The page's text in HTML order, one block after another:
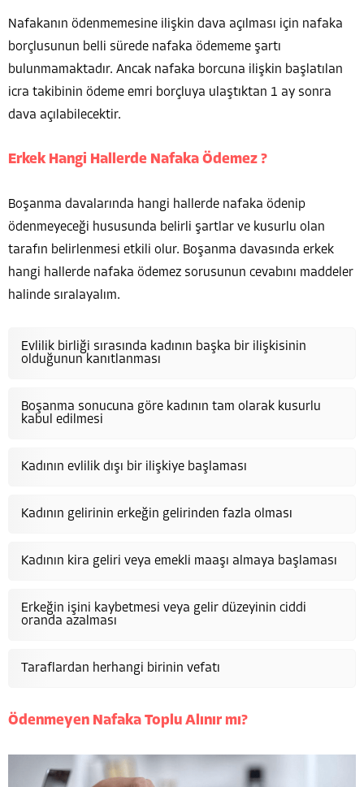
Nafakanın ödenmemesine ilişkin dava açılması için nafaka
borçlusunun belli sürede nafaka ödememe şartı
bulunmamaktadır. Ancak nafaka borcuna ilişkin başlatılan
icra takibinin ödeme emri borçluya ulaştıktan 1 ay sonra
dava açılabilecektir.
Erkek Hangi Hallerde Nafaka Ödemez ?
Boşanma davalarında hangi hallerde nafaka ödenip
ödenmeyeceği hususunda belirli şartlar ve kusurlu olan
tarafın belirlenmesi etkili olur. Boşanma davasında erkek
hangi hallerde nafaka ödemez sorusunun cevabını maddeler
halinde sıralayalım.
Evlilik birliği sırasında kadının başka bir ilişkisinin
olduğunun kanıtlanması
Boşanma sonucuna göre kadının tam olarak kusurlu
kabul edilmesi
Kadının evlilik dışı bir ilişkiye başlaması
Kadının gelirinin erkeğin gelirinden fazla olması
Kadının kira geliri veya emekli maaşı almaya başlaması
Erkeğin işini kaybetmesi veya gelir düzeyinin ciddi
oranda azalması
Taraflardan herhangi birinin vefatı
Ödenmeyen Nafaka Toplu Alınır mı?